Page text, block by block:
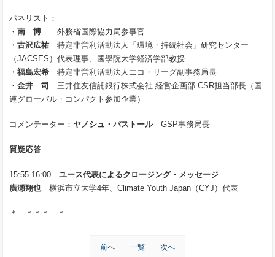
パネリスト：
・ 南 博 外務省国際協力局参事官
・ 古沢広祐特定非営利活動法人「環境・持続社会」研究センター
（JACSES）代表理事、國學院大学経済学部教授
・ 福島宏希 特定非営利活動法人エコ・リーグ副事務局長
・ 金井 司
三井住友信託銀行株式会社 経営企画部 CSR担当部長（国
連グローバル・コンパクト参加企業）
コメンテーター： ヤノシュ・パストールGSP事務局長
質疑応答
15:55-16:00 ユース代表によるクロージング・メッセージ
廣瀬翔也横浜市立大学4年、Climate Youth Japan（CYJ）代表
＊ ＊＊＊ ＊
前へ 一覧 次へ